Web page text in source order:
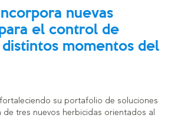
nuevas
el control de
momentos del
su portafolio de soluciones
tres nuevos herbicidas orientados al